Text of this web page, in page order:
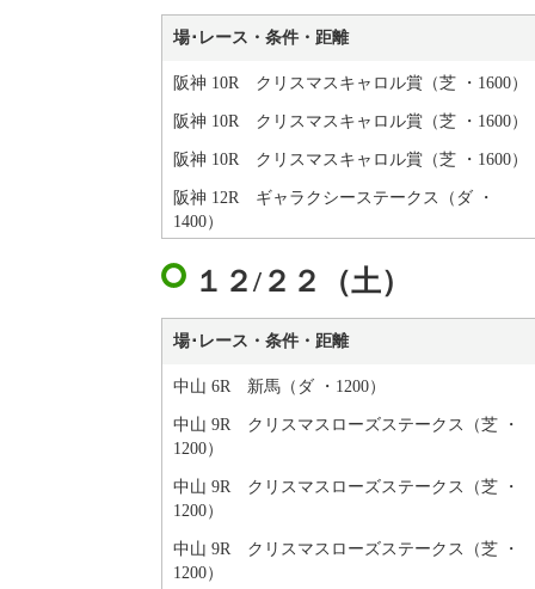
場･レース・条件・距離
阪神 10R クリスマスキャロル賞（芝 ・1600）
阪神 10R クリスマスキャロル賞（芝 ・1600）
阪神 10R クリスマスキャロル賞（芝 ・1600）
阪神 12R ギャラクシーステークス（ダ ・
1400）
１２/２２（土）
場･レース・条件・距離
中山 6R 新馬（ダ ・1200）
中山 9R クリスマスローズステークス（芝 ・
1200）
中山 9R クリスマスローズステークス（芝 ・
1200）
中山 9R クリスマスローズステークス（芝 ・
1200）